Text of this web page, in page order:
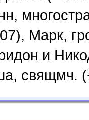
Марк,
и
свящмч.